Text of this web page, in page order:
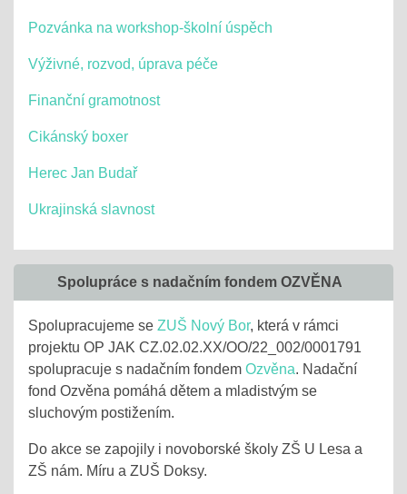
Pozvánka na workshop-školní úspěch
Výživné, rozvod, úprava péče
Finanční gramotnost
Cikánský boxer
Herec Jan Budař
Ukrajinská slavnost
Spolupráce s nadačním fondem OZVĚNA
Spolupracujeme se ZUŠ Nový Bor, která v rámci
projektu OP JAK CZ.02.02.XX/OO/22_002/0001791
spolupracuje s nadačním fondem Ozvěna. Nadační
fond Ozvěna pomáhá dětem a mladistvým se
sluchovým postižením.
Do akce se zapojily i novoborské školy ZŠ U Lesa a
ZŠ nám. Míru a ZUŠ Doksy.